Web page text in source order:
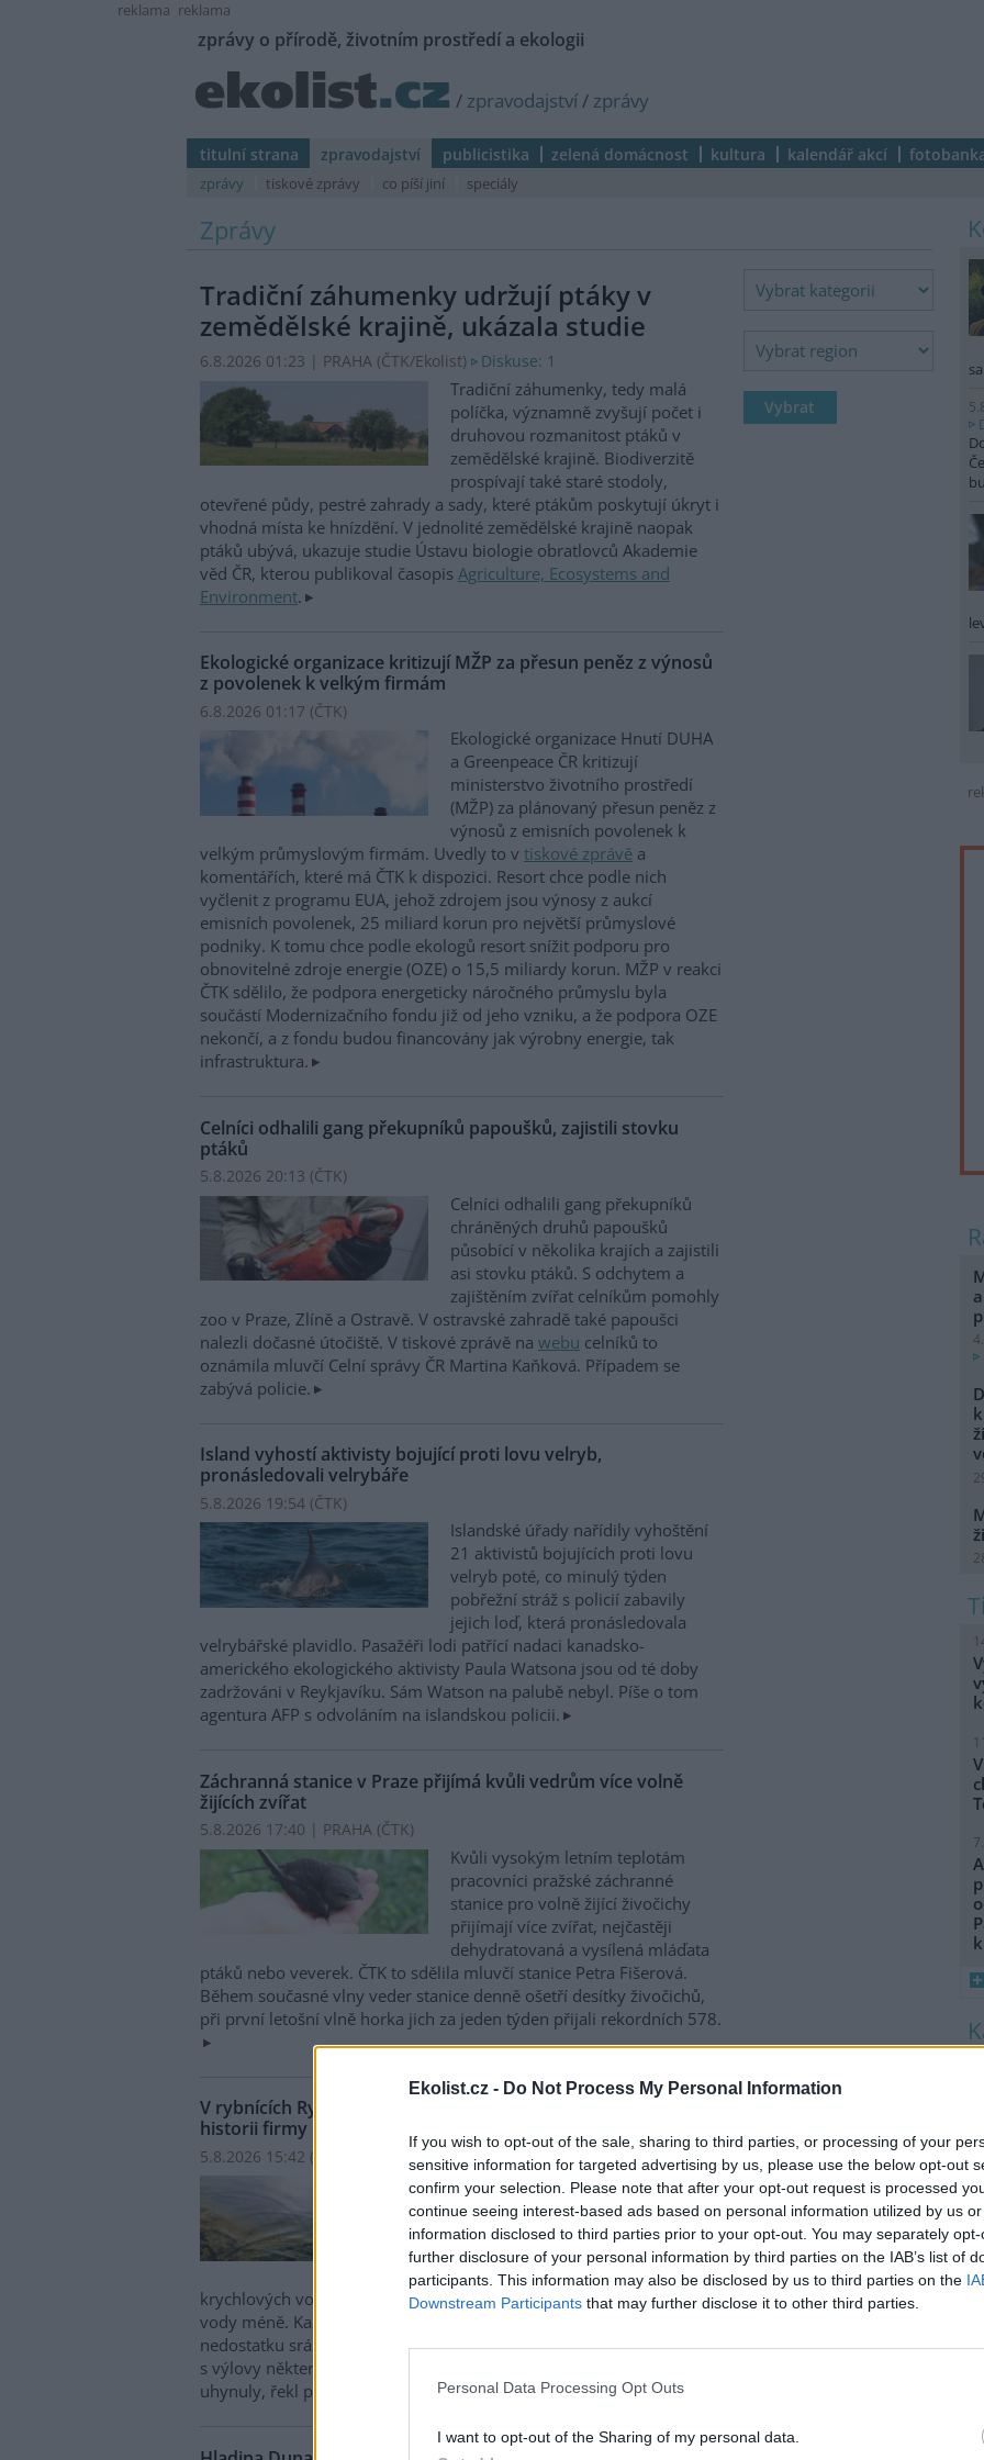
Ekolist.cz - Do Not Process My Personal Information
If you wish to opt-out of the sale, sharing to third parties, or processing of your
sensitive information for targeted advertising by us, please use the below opt-out
confirm your selection. Please note that after your opt-out request is processed
continue seeing interest-based ads based on personal information utilized by us
information disclosed to third parties prior to your opt-out. You may separately
further disclosure of your personal information by third parties on the IAB’s list of
participants. This information may also be disclosed by us to third parties on the
Downstream Participants that may further disclose it to other third parties.
Personal Data Processing Opt Outs
I want to opt-out of the Sharing of my personal data.
reklama reklama
zprávy o přírodě, životním prostředí a ekologii
/ zpravodajství/ zprávy
titulní strana zpravodajství publicistika zelená domácnost kultura kalendář akcí
zprávy tiskové zprávy co píší jiní speciály
Zprávy
Tradiční záhumenky udržují ptáky v
zemědělské krajině, ukázala studie
6.8.2026 01:23 | PRAHA (ČTK/Ekolist) Diskuse: 1
Tradiční záhumenky, tedy malá
políčka, významně zvyšují počet i
druhovou rozmanitost ptáků v
zemědělské krajině. Biodiverzitě
prospívají také staré stodoly,
otevřené půdy, pestré zahrady a sady, které ptákům poskytují úkryt i
vhodná místa ke hnízdění. V jednolité zemědělské krajině naopak
ptáků ubývá, ukazuje studie Ústavu biologie obratlovců Akademie
věd ČR, kterou publikoval časopis Agriculture, Ecosystems and
Environment.
Ekologické organizace kritizují MŽP za přesun peněz z výnosů
z povolenek k velkým firmám
6.8.2026 01:17 (ČTK)
Ekologické organizace Hnutí DUHA
a Greenpeace ČR kritizují
ministerstvo životního prostředí
(MŽP) za plánovaný přesun peněz z
výnosů z emisních povolenek k
velkým průmyslovým firmám. Uvedly to v tiskové zprávě a
komentářích, které má ČTK k dispozici. Resort chce podle nich
vyčlenit z programu EUA, jehož zdrojem jsou výnosy z aukcí
emisních povolenek, 25 miliard korun pro největší průmyslové
podniky. K tomu chce podle ekologů resort snížit podporu pro
obnovitelné zdroje energie (OZE) o 15,5 miliardy korun. MŽP v reakci
ČTK sdělilo, že podpora energeticky náročného průmyslu byla
součástí Modernizačního fondu již od jeho vzniku, a že podpora OZE
nekončí, a z fondu budou financovány jak výrobny energie, tak
infrastruktura.
Celníci odhalili gang překupníků papoušků, zajistili stovku
ptáků
5.8.2026 20:13 (ČTK)
Celníci odhalili gang překupníků
chráněných druhů papoušků
působící v několika krajích a zajistili
asi stovku ptáků. S odchytem a
zajištěním zvířat celníkům pomohly
zoo v Praze, Zlíně a Ostravě. V ostravské zahradě také papoušci
nalezli dočasné útočiště. V tiskové zprávě na webu celníků to
oznámila mluvčí Celní správy ČR Martina Kaňková. Případem se
zabývá policie.
Island vyhostí aktivisty bojující proti lovu velryb,
pronásledovali velrybáře
5.8.2026 19:54 (ČTK)
Islandské úřady nařídily vyhoštění
21 aktivistů bojujících proti lovu
velryb poté, co minulý týden
pobřežní stráž s policií zabavily
jejich loď, která pronásledovala
velrybářské plavidlo. Pasažéři lodi patřící nadaci kanadsko-
amerického ekologického aktivisty Paula Watsona jsou od té doby
zadržováni v Reykjavíku. Sám Watson na palubě nebyl. Píše o tom
agentura AFP s odvoláním na islandskou policii.
Záchranná stanice v Praze přijímá kvůli vedrům více volně
žijících zvířat
5.8.2026 17:40 | PRAHA (ČTK)
Kvůli vysokým letním teplotám
pracovníci pražské záchranné
stanice pro volně žijící živočichy
přijímají více zvířat, nejčastěji
dehydratovaná a vysílená mláďata
ptáků nebo veverek. ČTK to sdělila mluvčí stanice Petra Fišerová.
Během současné vlny veder stanice denně ošetří desítky živočichů,
při první letošní vlně horka jich za jeden týden přijali rekordních 578.
V rybnících Rybářství Třeboň vyschla třetina vody, nejvíce v
historii firmy
5.8.2026 15:42 (
V rybnících Rybářství Třeboň, které
hospodaří na 8000 hektarech vodní
plochy, chybí více než třetina vody.
Oproti běžnému zdržovaném
objemu 75 milionů metrů
krychlových vody je v rybnících o 28 milionů metrů krychlových
vody méně. Každý týden se kvůli extrémně vysokým teplotám a
nedostatku srážek odpaří další 2,5 procenta. Kvůli suchu začali rybáři
s výlovy některých rybníků předčasně, protože by jinak ryby
uhynuly, řekl provozní ředitel Rybářství Třeboň Vladimír Kukačka.